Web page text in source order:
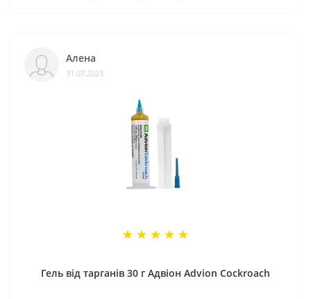
Алена
31.07.2023
Гель від тарганів 30 г Адвіон Advion Cockroach